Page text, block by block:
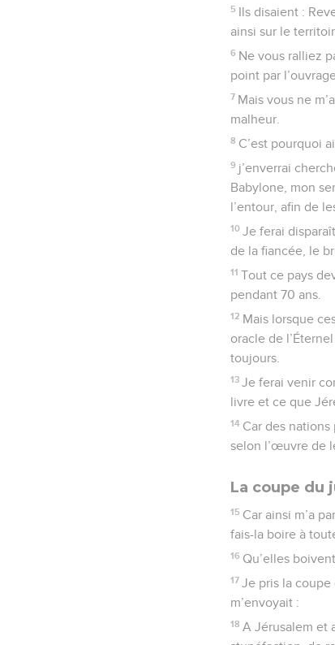
5 Ils disaient :
ainsi sur le
6 Ne vous ralliez
point par
7 Mais vous ne
malheur.
8 C’est pourquoi
9 j’enverrai
Babylone, mon
l’entour, afin de
10 Je ferai
de la fiancée, le
11 Tout ce pays
pendant 70 ans.
12 Mais lorsque
oracle de
toujours.
13 Je ferai venir
livre et ce que
14 Car des
selon l’œuvre de
La coupe du
15 Car ainsi m’a
fais-la boire à
16 Qu’elles
17 Je pris la coupe
m’envoyait :
18 A Jérusalem et